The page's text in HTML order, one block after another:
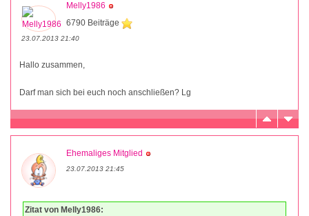
Melly1986
6790 Beiträge
23.07.2013 21:40
Hallo zusammen,
Darf man sich bei euch noch anschließen? Lg
Ehemaliges Mitglied
23.07.2013 21:45
Zitat von Melly1986: